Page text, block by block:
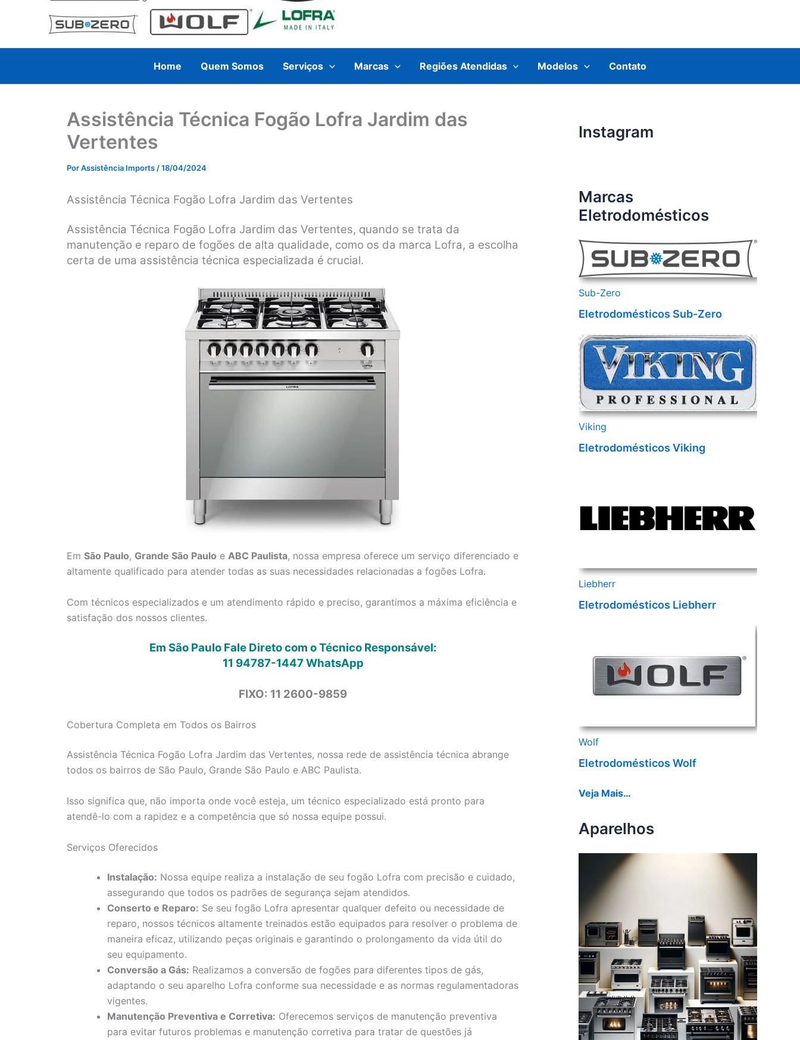
Home Quem Somos Serviços Marcas Regiões Atendidas Modelos Contato
Assistência Técnica Fogão Lofra Jardim das
Vertentes
PorAssistência Imports /18/04/2024
Assistência Técnica Fogão Lofra Jardim das Vertentes
Assistência Técnica Fogão Lofra Jardim das Vertentes, quando se trata da
manutenção e reparo de fogões de alta qualidade, como os da marca Lofra, a escolha
certa de uma assistência técnica especializada é crucial.
Em São Paulo, Grande São Paulo e ABC Paulista, nossa empresa oferece um serviço diferenciado e
altamente qualificado para atender todas as suas necessidades relacionadas a fogões Lofra.
Com técnicos especializados e um atendimento rápido e preciso, garantimos a máxima eficiência e
satisfação dos nossos clientes.
Em São Paulo Fale Direto com o Técnico Responsável:
11 94787-1447WhatsApp
FIXO: 11 2600-9859
Cobertura Completa em Todos os Bairros
Assistência Técnica Fogão Lofra Jardim das Vertentes, nossa rede de assistência técnica abrange
todos os bairros de São Paulo, Grande São Paulo e ABC Paulista.
Isso significa que, não importa onde você esteja, um técnico especializado está pronto para
atendê-lo com a rapidez e a competência que só nossa equipe possui.
Serviços Oferecidos
Instalação: Nossa equipe realiza a instalação de seu fogão Lofra com precisão e cuidado,
assegurando que todos os padrões de segurança sejam atendidos.
Conserto e Reparo: Se seu fogão Lofra apresentar qualquer defeito ou necessidade de
reparo, nossos técnicos altamente treinados estão equipados para resolver o problema de
maneira eficaz, utilizando peças originais e garantindo o prolongamento da vida útil do
seu equipamento.
Conversão a Gás: Realizamos a conversão de fogões para diferentes tipos de gás,
adaptando o seu aparelho Lofra conforme sua necessidade e as normas regulamentadoras
vigentes.
Manutenção Preventiva e Corretiva: Oferecemos serviços de manutenção preventiva
para evitar futuros problemas e manutenção corretiva para tratar de questões já
Instagram
Marcas
Eletrodomésticos
Sub-Zero
Eletrodomésticos Sub-Zero
Viking
Eletrodomésticos Viking
Liebherr
Eletrodomésticos Liebherr
Wolf
Eletrodomésticos Wolf
Veja Mais…
Aparelhos